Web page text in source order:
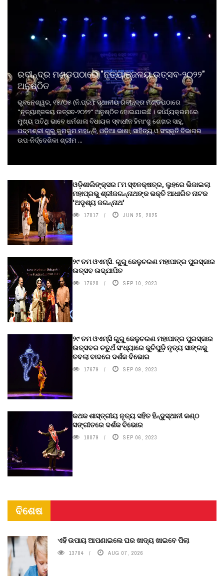
ରବୀନ୍ଦ୍ର ମଣ୍ଡପଠାରେ "ନୃତ୍ୟାଞ୍ଜଳୟ ଉତ୍ସବ-୨୦୨୨"
ଅନୁଷ୍ଠିତ
ଭୁବନେଶ୍ୱର, ୧୫/୦୫ (ନି.ପ୍ର.): ସ୍ଥାନୀୟ ରବୀନ୍ଦ୍ର ମଣ୍ଡପଠାରେ
"ନୃତ୍ୟାଞ୍ଜଳୟ ଉତ୍ସବ-୨୦୨୨" ଅନୁଷ୍ଠିତ ହୋଇଯାଇଛି । କାର୍ଯ୍ୟକ୍ରମରେ
ମୁଖ୍ୟ ଅତିଥି ଭାବେ ଧର୍ମଶାଳା ବିଧାୟକ ସ୍ଵାଧୀନ ହିମାଂଶୁ ଶେଖର ସାହୁ,
ପଦ୍ମଶ୍ରୀ ଗୁରୁ କୁମକୁମ ମହାନ୍ତି, ଓଡ଼ିଆ ଭାଷା, ସାହିତ୍ୟ ଓ ସଂସ୍କୃତି ବିଭାଗର
ଉପ-ନିର୍ଦ୍ଦେଶିକା ଶ୍ରୀମ ...
ଓଡ଼ିଶାଲିଙ୍କ୍ସର ୮ମ ସ୍ଵନକ୍ଷତ୍ର, ଲୁହରେ ଭିଜାଇଲା
ମହାପ୍ରଭୁ ଶ୍ରୀଜଗନ୍ନାଥଙ୍କ ଭକ୍ତି ଆଧାରିତ ନାଟକ
‘ଅଦୃଶ୍ୟ ଜଗନ୍ନାଥ‘
17017 JUN 25, 2025
୨୯ ତମ ଓଏମ୍‌ସି. ଗୁରୁ କେଳୁଚରଣ ମହାପାତ୍ର ପୁରସ୍କାର
ଉତ୍ସବ ଉଦ୍‍ଯାପିତ
17628 SEP 10, 2023
୨୯ ତମ ଓଏମ୍‌ସି ଗୁରୁ କେଳୁଚରଣ ମହାପାତ୍ର ପୁରସ୍କାର
ଉତ୍ସବର ଚତୁର୍ଥ ସଂଧ୍ୟାରେ କୁଚିପୁଡ଼ି ନୃତ୍ୟ ସାଙ୍ଗକୁ
ତବଲା ବାଦରେ ଦର୍ଶକ ବିଭୋର
17679 SEP 09, 2023
କଥକ ଶାସ୍ତ୍ରୀୟ ନୃତ୍ୟ ସହିତ ହିନ୍ଦୁସ୍ଥାନୀ କଣ୍ଠ
ସଙ୍ଗୀତରେ ଦର୍ଶକ ବିଭୋର
18079 SEP 06, 2023
ବିଶେଷ
ଏହି ଉପାୟ ଆପଣାଇଲେ ଘର ଖାଦ୍ୟ ଖାଇବେ ପିଲା
13704 AUG 07, 2026